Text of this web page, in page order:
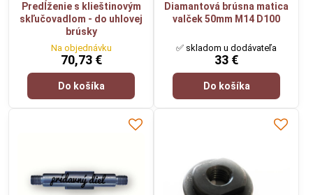
Predĺženie s klieštinovým
skľučovadlom - do uhlovej
brúsky
Na objednávku
70,73 €
Do košíka
Diamantová brúsna matica
valček 50mm M14 D100
✅ skladom u dodávateľa
33 €
Do košíka